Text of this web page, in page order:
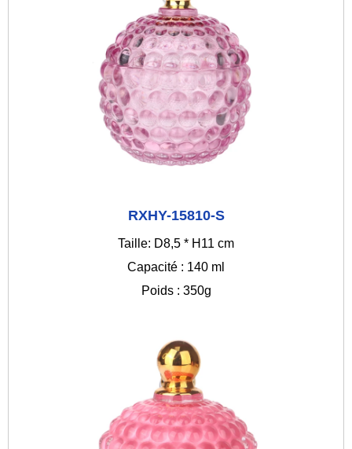
RXHY-15810-S
Taille: D8,5 * H11 cm
Capacité : 140 ml
Poids : 350g